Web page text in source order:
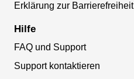
Erklärung zur Barrierefreiheit
Hilfe
FAQ und Support
Support kontaktieren